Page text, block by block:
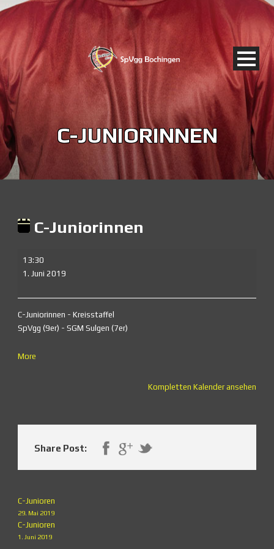
C-JUNIORINNEN
C-Juniorinnen
13:30
1. Juni 2019
C-Juniorinnen - Kreisstaffel
SpVgg (9er) - SGM Sulgen (7er)
More
Kompletten Kalender ansehen
Share Post:
C-Junioren
29. Mai 2019
C-Junioren
1. Juni 2019